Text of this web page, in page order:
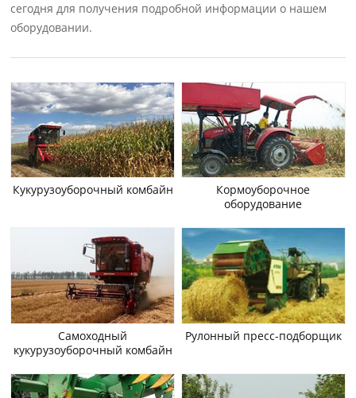
сегодня для получения подробной информации о нашем
оборудовании.
Кукурузоуборочный комбайн
Кормоуборочное
оборудование
Самоходный
кукурузоуборочный комбайн
Рулонный пресс-подборщик